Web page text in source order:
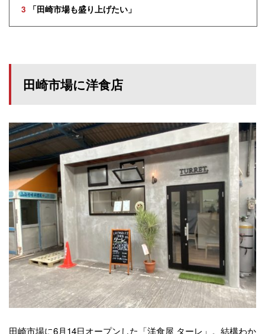
3 「田崎市場も盛り上げたい」
田崎市場に洋食店
田崎市場に6月14日オープンした「洋食屋 ターレ」。結構わか